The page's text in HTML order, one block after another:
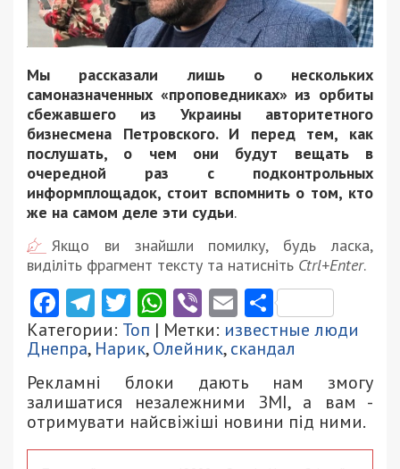
Мы рассказали лишь о нескольких
самоназначенных «проповедниках» из орбиты
сбежавшего из Украины авторитетного
бизнесмена Петровского. И перед тем, как
послушать, о чем они будут вещать в
очередной раз с подконтрольных
информплощадок, стоит вспомнить о том, кто
же на самом деле эти судьи.
Якщо ви знайшли помилку, будь ласка,
виділіть фрагмент тексту та натисніть Ctrl+Enter.
Facebook
Telegram
Twitter
WhatsApp
ViberEmail
Категории: Топ | Метки: известные люди
Днепра, Нарик,Олейник,скандал
Рекламні блоки дають нам змогу
залишатися незалежними ЗМІ, а вам -
отримувати найсвіжіші новини під ними.